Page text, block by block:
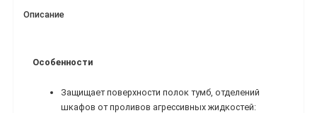
Описание
Особенности
Защищает поверхности полок тумб, отделений
шкафов от проливов агрессивных жидкостей: